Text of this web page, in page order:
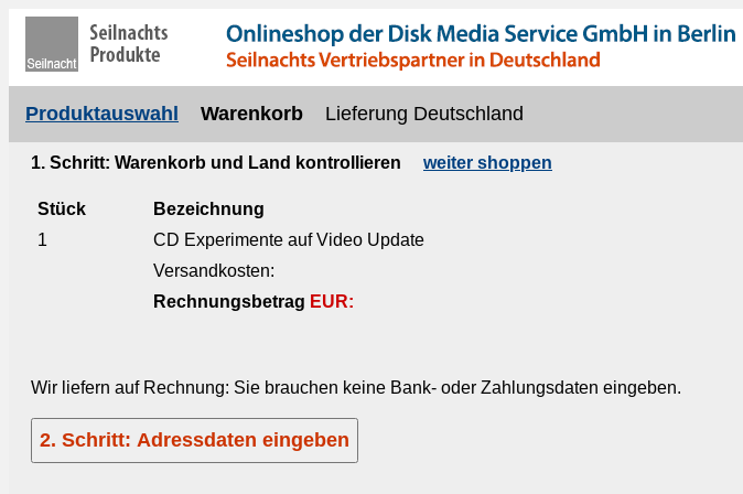
Produktauswahl Warenkorb Lieferung Deutschland
1. Schritt: Warenkorb und Land kontrollieren weiter shoppen
Stück Bezeichnung
1
CD Experimente auf Video Update
Versandkosten:
Rechnungsbetrag EUR:
Wir liefern auf Rechnung: Sie brauchen keine Bank- oder Zahlungsdaten eingeben.